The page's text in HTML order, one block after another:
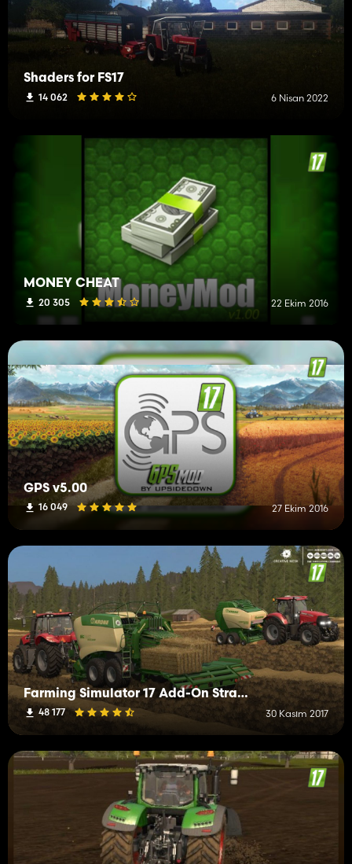
Shaders for FS17
14 062 6 Nisan 2022
MONEY CHEAT
20 305 22 Ekim 2016
GPS v5.00
16 049 27 Ekim 2016
Farming Simulator 17 Add-On Straw Harvest
48 177 30 Kasım 2017